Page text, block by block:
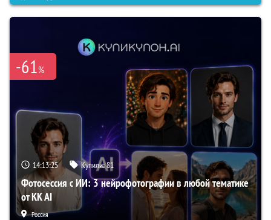
-61%
14:13:24 Купили:81
Фотосессия с ИИ: 3 нейрофотографии в любой тематике
от KK AI
Россия